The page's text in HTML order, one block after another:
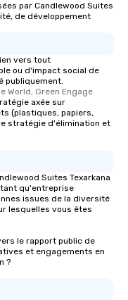
par Candlewood Suites
de développement
vers tout
ou d'impact social de
publiquement.
World, Green Engage
axée sur
(plastiques, papiers,
stratégie d'élimination et
Suites Texarkana
qu'entreprise
issues de la diversité
lesquelles vous êtes
le rapport public de
et engagements en
?